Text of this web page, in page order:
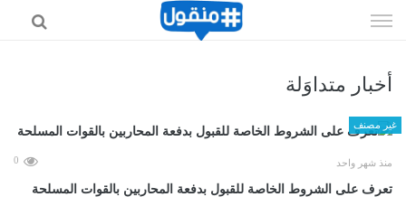
الى
أخبار متداوَلة
غير مصنف
منذ شهر واحد 0
تعرف على الشروط الخاصة للقبول بدفعة المحاربين بالقوات المسلحة